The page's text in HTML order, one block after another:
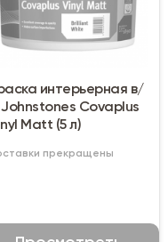
интерьерная в/
Covaplus
Matt (5 л)
прекращены